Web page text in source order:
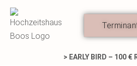
Zum
Inhalt
springen
> EARLY BIRD – 100 €